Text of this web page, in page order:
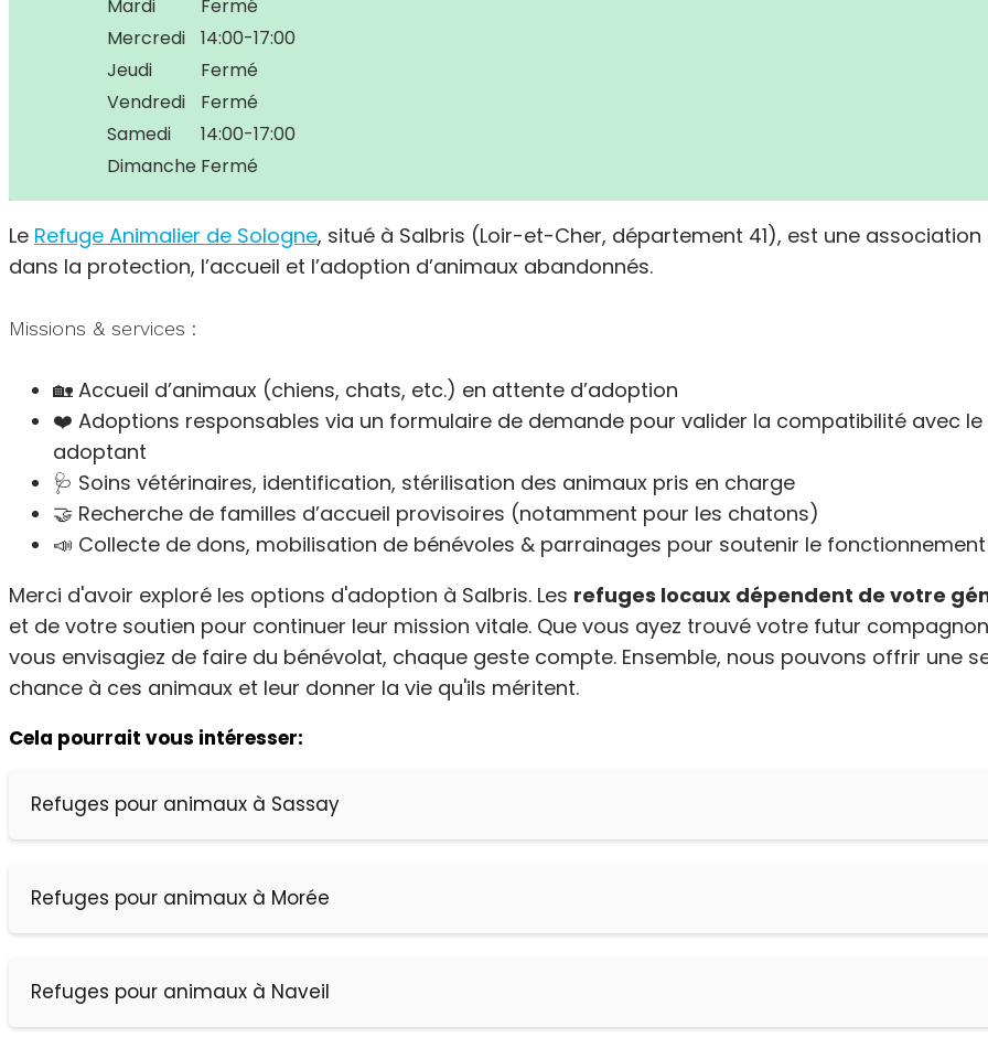
Mardi
Fermé
Mercredi
14:00-17:00
Jeudi
Fermé
Vendredi
Fermé
Samedi
14:00-17:00
Dimanche Fermé
Le Refuge Animalier de Sologne, situé à Salbris (Loir-et-Cher, département 41), est une
dans la protection, l’accueil et l’adoption d’animaux abandonnés.
Missions & services :
🏡 Accueil d’animaux (chiens, chats, etc.) en attente d’adoption
❤️ Adoptions responsables via un formulaire de demande pour valider la compatibilité avec le
adoptant
🩺 Soins vétérinaires, identification, stérilisation des animaux pris en charge
🤝 Recherche de familles d’accueil provisoires (notamment pour les chatons)
📣 Collecte de dons, mobilisation de bénévoles & parrainages pour soutenir le
Merci d'avoir exploré les options d'adoption à Salbris. Les refuges locaux dépendent de votre
et de votre soutien pour continuer leur mission vitale. Que vous ayez trouvé votre futur
vous envisagiez de faire du bénévolat, chaque geste compte. Ensemble, nous pouvons offrir une
chance à ces animaux et leur donner la vie qu'ils méritent.
Cela pourrait vous intéresser:
Refuges pour animaux à Sassay
Refuges pour animaux à Morée
Refuges pour animaux à Naveil